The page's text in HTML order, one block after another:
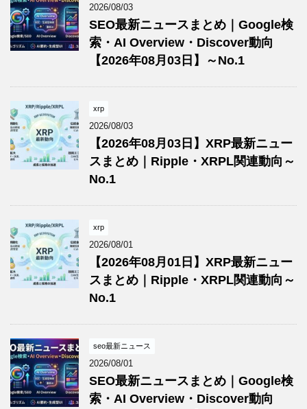
2026/08/03
SEO最新ニュースまとめ｜Google検
索・AI Overview・Discover動向
【2026年08月03日】～No.1
xrp
2026/08/03
【2026年08月03日】XRP最新ニュー
スまとめ｜Ripple・XRPL関連動向～
No.1
xrp
2026/08/01
【2026年08月01日】XRP最新ニュー
スまとめ｜Ripple・XRPL関連動向～
No.1
seo最新ニュース
2026/08/01
SEO最新ニュースまとめ｜Google検
索・AI Overview・Discover動向